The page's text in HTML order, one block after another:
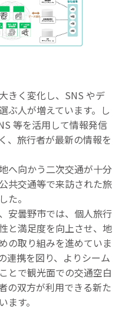
きく変化し、SNS やデ
ぶ人が増えています。し
等を活用して情報発信
、旅行者が最新の情報を
へ向かう二次交通が十分
共交通等で来訪された旅
た。
安曇野市では、個人旅行
と満足度を向上させ、地
の取り組みを進めていま
連携を図り、よりシーム
とで観光面での交通空白
の双方が利用できる新た
す。